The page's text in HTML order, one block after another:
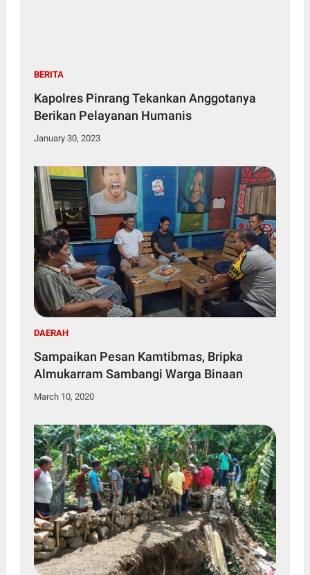
BERITA
Kapolres Pinrang Tekankan Anggotanya
Berikan Pelayanan Humanis
January 30, 2023
DAERAH
Sampaikan Pesan Kamtibmas, Bripka
Almukarram Sambangi Warga Binaan
March 10, 2020